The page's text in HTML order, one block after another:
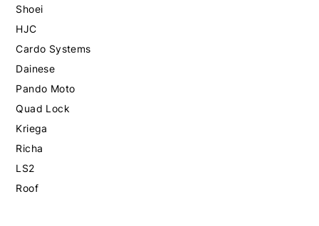
Shoei
HJC
Cardo Systems
Dainese
Pando Moto
Quad Lock
Kriega
Richa
LS2
Roof